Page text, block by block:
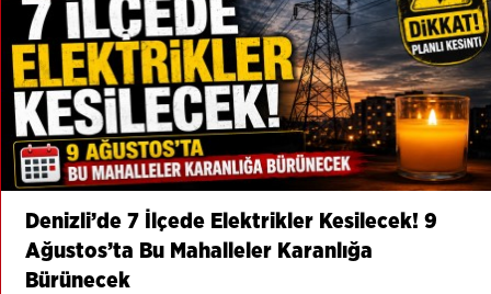
Denizli’de 7 İlçede Elektrikler Kesilecek! 9
Ağustos’ta Bu Mahalleler Karanlığa
Bürünecek